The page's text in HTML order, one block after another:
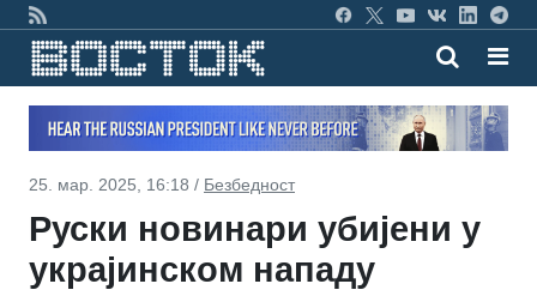
25. мар. 2025, 16:18 / Безбедност
Руски новинари убијени у
украјинском нападу